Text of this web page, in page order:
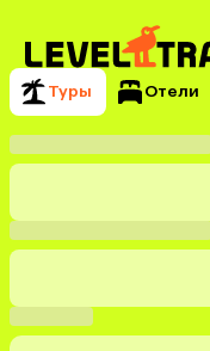
Туры Отели